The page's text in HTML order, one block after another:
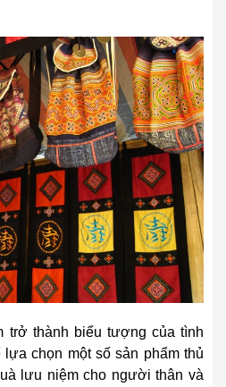
trở thành biểu tượng của tình
chọn một số sản phẩm thủ
lưu niệm cho người thân và